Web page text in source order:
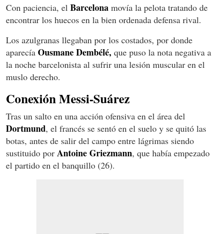
Con paciencia, el Barcelona movía la pelota tratando de
encontrar los huecos en la bien ordenada defensa rival.
Los azulgranas llegaban por los costados, por donde
aparecía Ousmane Dembélé, que puso la nota negativa a
la noche barcelonista al sufrir una lesión muscular en el
muslo derecho.
Conexión Messi-Suárez
Tras un salto en una acción ofensiva en el área del
Dortmund, el francés se sentó en el suelo y se quitó las
botas, antes de salir del campo entre lágrimas siendo
sustituido por Antoine Griezmann, que había empezado
el partido en el banquillo (26).